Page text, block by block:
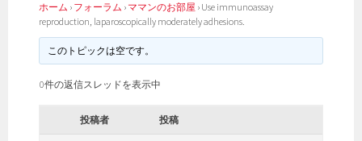
ホーム › フォーラム › ママンのお部屋 › Use immunoassay
reproduction, laparoscopically moderately adhesions.
このトピックは空です。
0件の返信スレッドを表示中
投稿者 投稿